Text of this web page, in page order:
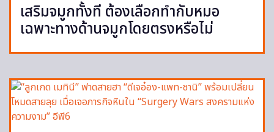
เสริมจมูกทั้งที ต้องเลือกทำกับหมอ
เฉพาะทางด้านจมูกโดยตรงหรือไม่